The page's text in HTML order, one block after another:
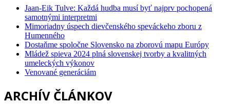
Jaan-Eik Tulve: Každá hudba musí byť najprv pochopená
samotnými interpretmi
Mimoriadny úspech dievčenského speváckeho zboru z
Humenného
Dostaňme spoločne Slovensko na zborovú mapu Európy
Mládež spieva 2024 plná slovenskej tvorby a kvalitných
umeleckých výkonov
Venované generáciám
ARCHÍV ČLÁNKOV